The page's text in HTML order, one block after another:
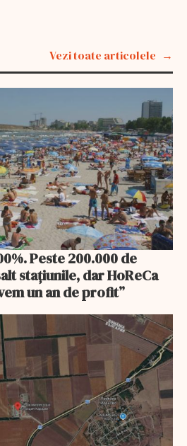
Vezi toate articolele
Peste 200.000 de
stațiunile, dar HoReCa
un an de profit”